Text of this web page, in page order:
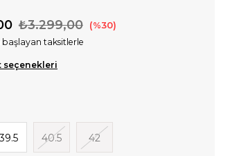
₺3.299,00 30
başlayan taksitlerle
seçenekleri
39.5 40.5 42